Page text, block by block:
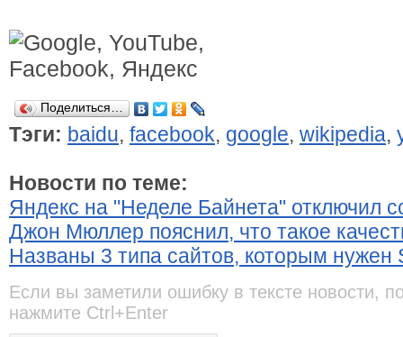
Поделиться…
Тэги: baidu, facebook, google, wikipedia,
Новости по теме:
Яндекс на "Неделе Байнета" отключил
Джон Мюллер пояснил, что такое
Названы 3 типа сайтов, которым нужен
Если вы заметили ошибку в тексте новости,
нажмите Ctrl+Enter